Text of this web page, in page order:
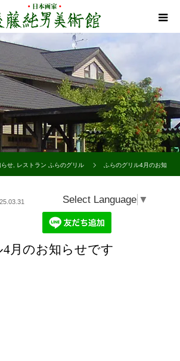
らせ レストラン ふらのグリル ふらのグリル4月のお知
Select Language ▼
月のお知らせです